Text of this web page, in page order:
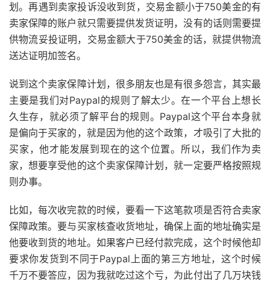
划。再遇到卖家投诉没收到货，交易金额小于750美金的有
卖家保障的账户就只需要提供发货证明，没有的话则需要提
供物流妥投证明，交易金额大于750美金的话，就提供物流
送达证明加签名。
说到这个卖家保障计划，很多朋友也是有很多怨言，其实最
主要是我们对Paypal的规则了解太少。在一个平台上想长
久生存，就必须了解平台的规则。Paypal这个平台本身就
是偏向于买家的，就是因为他的这个政策，才吸引了大批的
买家，他才能发展到现在的这个位置。所以，我们作为卖
家，想要享受他的这个卖家保障计划，就一定要严格按照规
则办事。
比如，每次收完款的时候，要看一下这笔款项是否符合卖家
保障政策。要与买家核查收货地址，确保上面的地址确实是
他要收到货的地址。如果客户已经付款完成，这个时候他却
要求你发货到不同于Paypal上面的第三方地址，这个时候
千万不要答应，因为我就吃过这个亏，为此付出了几万块钱